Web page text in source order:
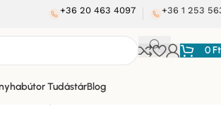
+36 20 463 4097 +36 1 253
0Ft
TudástárBlog